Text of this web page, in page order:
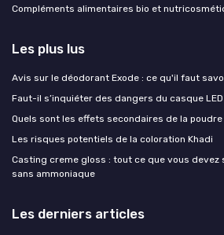
Compléments alimentaires bio et
Les plus lus
Avis sur le déodorant Exode : ce qu'il faut
Faut-il s’inquiéter des dangers du casque
Quels sont les effets secondaires de la poudre
Les risques potentiels de la coloration Khadi
Casting creme gloss : tout ce que vous devez
sans ammoniaque
Les derniers articles